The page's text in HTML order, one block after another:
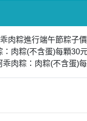
肉粽進行端午節粽子
肉粽(不含蛋)每顆30
肉粽：肉粽(不含蛋)